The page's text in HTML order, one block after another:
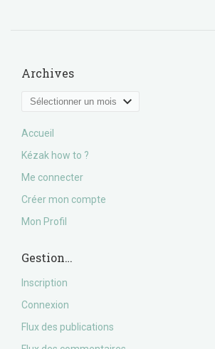
Archives
Archives
Accueil
Kézak how to ?
Me connecter
Créer mon compte
Mon Profil
Gestion…
Inscription
Connexion
Flux des publications